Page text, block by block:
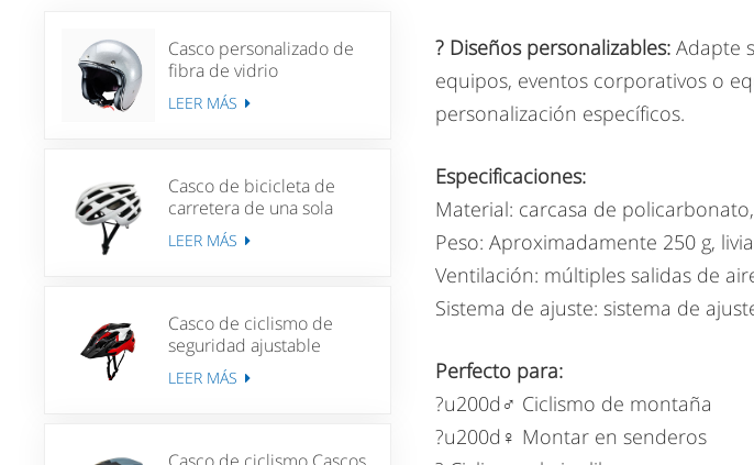
Casco personalizado de
fibra de vidrio
personalizado casco de
motociclista
LEER MÁS
Casco de bicicleta de
carretera de una sola
pieza para adultos, casco
de aventura para ciclismo
LEER MÁS
Casco de ciclismo de
seguridad ajustable
Unisex MTB ciclismo
cuesta abajo bicicleta de
LEER MÁS
? Diseños personalizables:Adapte
equipos, eventos corporativos o
personalización específicos.
Especificaciones:
Material: carcasa de
Peso: Aproximadamente 250 g,
Ventilación: múltiples salidas de
Sistema de ajuste: sistema de
Perfecto para:
?u200d♂️ Ciclismo de montaña
?u200d♀️ Montar en senderos